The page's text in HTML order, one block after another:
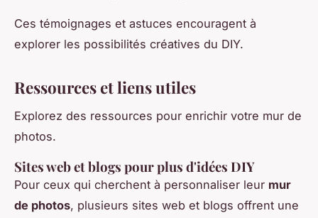
Ces témoignages et astuces encouragent à
explorer les possibilités créatives du DIY.
Ressources et liens utiles
Explorez des ressources pour enrichir votre mur de
photos.
Sites web et blogs pour plus d'idées DIY
Pour ceux qui cherchent à personnaliser leur mur
de photos, plusieurs sites web et blogs offrent une